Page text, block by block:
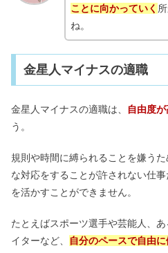
ことに向かっていく
ね。
金星人マイナスの適職
金星人マイナスの適職は、 自由度
う。
規則や時間に縛られることを嫌う
な対応をすることが許されない仕
を活かすことができません。
たとえばスポーツ選手や芸能人、
イターなど、
自分のペースで自由